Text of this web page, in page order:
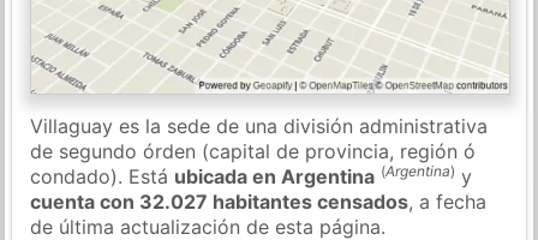
Villaguay es la sede de una división administrativa
de segundo órden (capital de provincia, región ó
condado). Está ubicada en Argentina (Argentina) y
cuenta con 32.027 habitantes censados, a fecha
de última actualización de esta página.